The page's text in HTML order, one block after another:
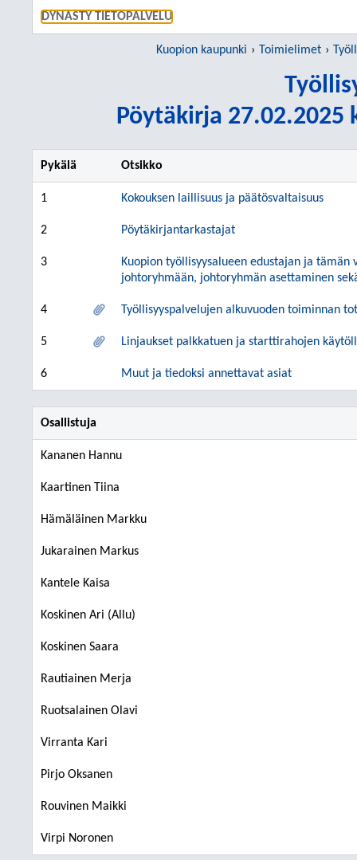
DYNASTY TIETOPALVELU
Kuopion kaupunki Toimielimet
Pöytäkirja 27.02.2025
Pykälä Otsikko
1 Kokouksen laillisuus ja päätösvaltaisuus
2 Pöytäkirjantarkastajat
3
Kuopion työllisyysalueen edustajan ja
johtoryhmään, johtoryhmän asettaminen
4 Työllisyyspalvelujen alkuvuoden toiminnan
5 Linjaukset palkkatuen ja starttirahojen
6 Muut ja tiedoksi annettavat asiat
Osallistuja
Kananen Hannu
Kaartinen Tiina
Hämäläinen Markku
Jukarainen Markus
Kantele Kaisa
Koskinen Ari (Allu)
Koskinen Saara
Rautiainen Merja
Ruotsalainen Olavi
Virranta Kari
Pirjo Oksanen
Rouvinen Maikki
Virpi Noronen